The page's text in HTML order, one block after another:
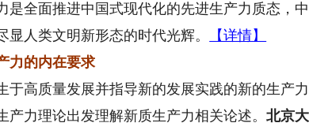
是全面推进中国式现代化的先进生产力质态，
显人类文明新形态的时代光辉。
【详情】
的内在要求
高质量发展并指导新的发展实践的新的生产力
产力理论出发理解新质生产力相关论述。北京